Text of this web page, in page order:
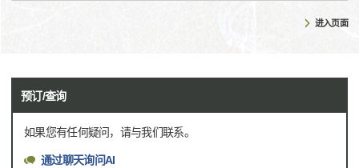
进入页面
预订/查询
如果您有任何疑问，请与我们联系。
通过聊天询问AI